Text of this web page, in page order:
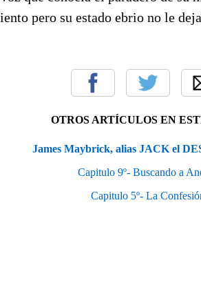
pero su estado ebrio no le
OTROS ARTÍCULOS EN
James Maybrick, alias JACK el
Capitulo 9º- Buscando a
Capitulo 5º- La